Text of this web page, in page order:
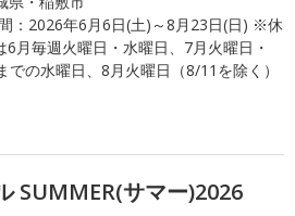
： 2026年6月6日(土)～8月23日(日) ※休
6月毎週火曜日・水曜日、7月火曜日・
での水曜日、8月火曜日（8/11を除く）
SUMMER(サマー)2026